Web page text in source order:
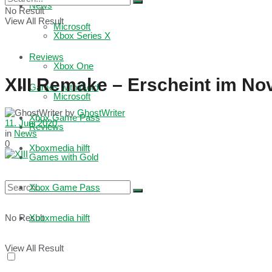
Microsoft
Reviews
Games with Gold
Xbox Game Pass
Xboxmedia hilft
No Result
View All Result
News
Xbox Series X
Xbox One
Microsoft
Reviews
Games with Gold
Xbox Game Pass
Xboxmedia hilft
No Result
View All Result
XIII Remake – Erscheint im
by GhostWriter
11. Juni 2020
in News
0